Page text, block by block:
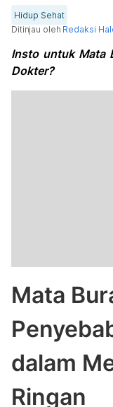
Hidup Sehat
Ditinjau oleh Redaksi
Insto untuk Mata
Dokter?
Mata
dalam
Ringan